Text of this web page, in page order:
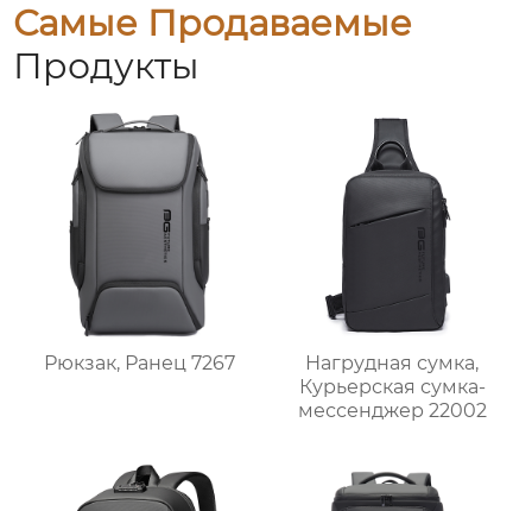
Самые Продаваемые
Продукты
Рюкзак, Ранец 7267
Нагрудная сумка,
Курьерская сумка-
мессенджер 22002